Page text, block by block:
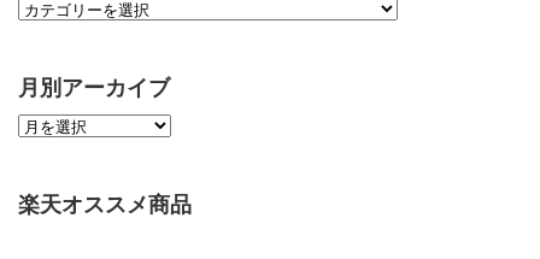
月別アーカイブ
楽天オススメ商品